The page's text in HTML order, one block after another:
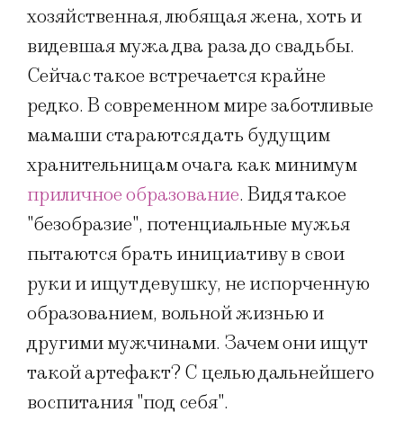
хозяйственная, любящая жена, хоть и
видевшая мужа два раза до свадьбы.
Сейчас такое встречается крайне
редко. В современном мире заботливые
мамаши стараются дать будущим
хранительницам очага как минимум
приличное образование. Видя такое
"безобразие", потенциальные мужья
пытаются брать инициативу в свои
руки и ищут девушку, не испорченную
образованием, вольной жизнью и
другими мужчинами. Зачем они ищут
такой артефакт? С целью дальнейшего
воспитания "под себя".